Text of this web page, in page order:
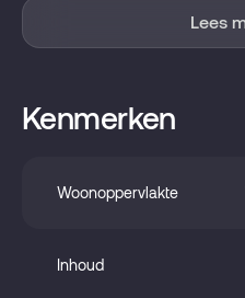
natuurstenen schouwen en
heerlijk zonnige tuin. Dichte
en deur naar de tuin, nette
wastafelmeubel en wasmachine
over een aangebouwde houten
- Verwarming d.m.v. cv-
Lees
Kenmerken
Woonoppervlakte
Inhoud